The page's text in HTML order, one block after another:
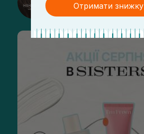
Подписаться
Отримати знижку